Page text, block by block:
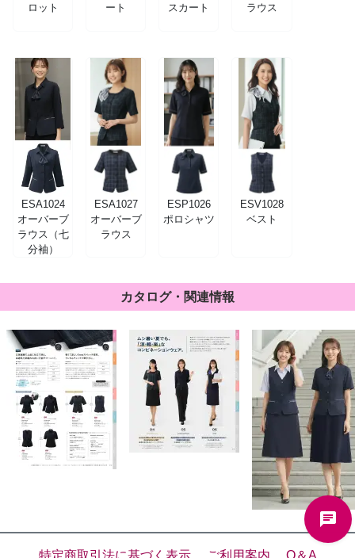
ロット
ート
スカート
ラウス
ESA1024
オーバーブ
ラウス（七
分袖）
ESA1027
オーバーブ
ラウス
ESP1026
ポロシャツ
ESV1028
ベスト
カタログ・関連情報